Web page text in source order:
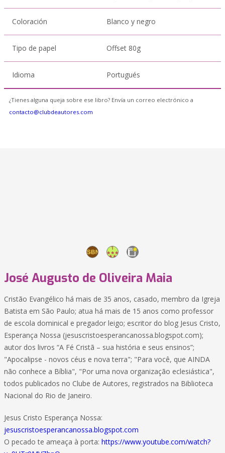
Coloración Blanco y negro
Tipo de papel Offset 80g
Idioma Portugués
¿Tienes alguna queja sobre ese libro? Envía un correo electrónico a
contacto@clubdeautores.com
José Augusto de Oliveira Maia
Cristão Evangélico há mais de 35 anos, casado, membro da Igreja
Batista em São Paulo; atua há mais de 15 anos como professor
de escola dominical e pregador leigo; escritor do blog Jesus Cristo,
Esperança Nossa (jesuscristoesperancanossa.blogspot.com);
autor dos livros “A Fé Cristã – sua história e seus ensinos”;
"Apocalipse - novos céus e nova terra"; "Para você, que AINDA
não conhece a Bíblia", "Por uma nova organização eclesiástica",
todos publicados no Clube de Autores, registrados na Biblioteca
Nacional do Rio de Janeiro.
Jesus Cristo Esperança Nossa:
jesuscristoesperancanossa.blogspot.com
O pecado te ameaça à porta: https://www.youtube.com/watch?